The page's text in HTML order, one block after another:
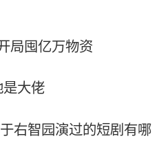
局囤亿万物资
大佬
右智园演过的短剧有哪